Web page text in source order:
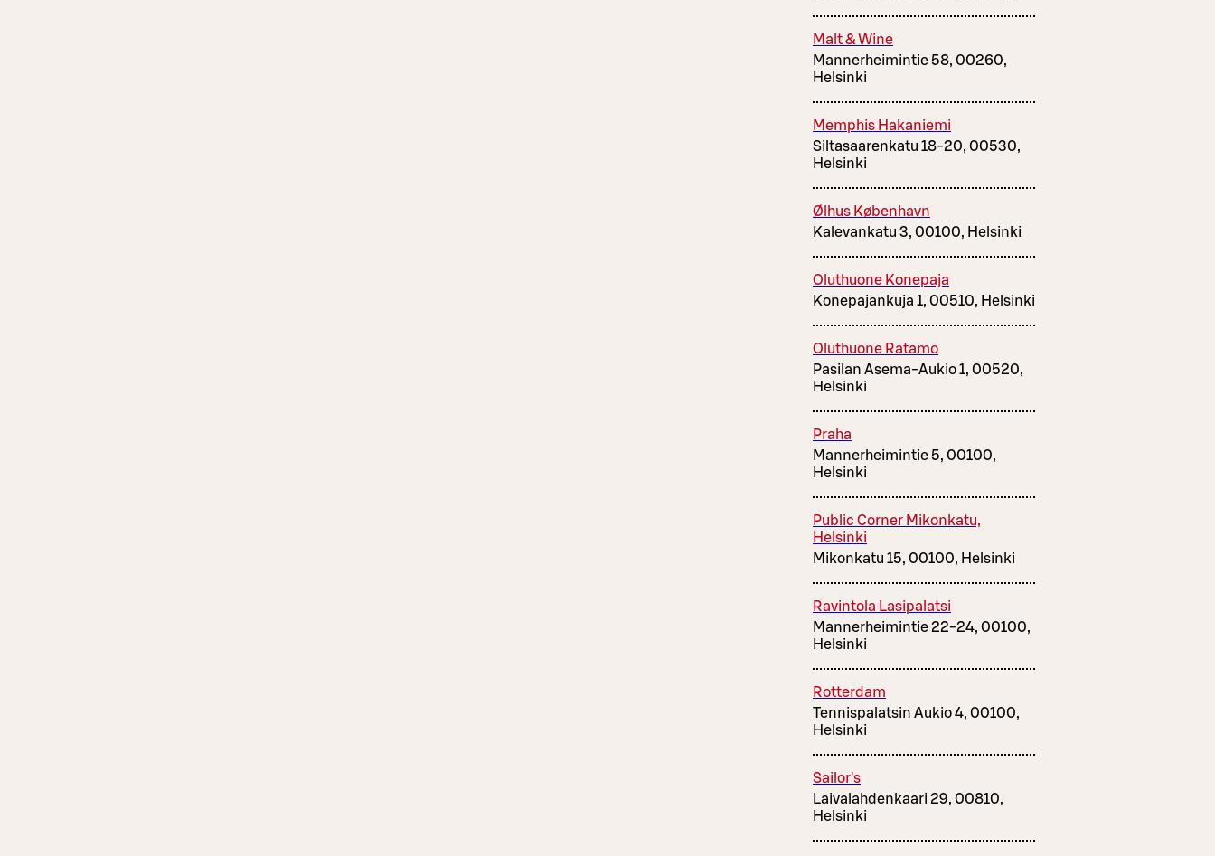
Malt & Wine
Mannerheimintie 58, 00260,
Helsinki
Memphis Hakaniemi
Siltasaarenkatu 18-20, 00530,
Helsinki
Ølhus København
Kalevankatu 3, 00100, Helsinki
Oluthuone Konepaja
Konepajankuja 1, 00510, Helsinki
Oluthuone Ratamo
Pasilan Asema-Aukio 1, 00520,
Helsinki
Praha
Mannerheimintie 5, 00100,
Helsinki
Public Corner Mikonkatu,
Helsinki
Mikonkatu 15, 00100, Helsinki
Ravintola Lasipalatsi
Mannerheimintie 22-24, 00100,
Helsinki
Rotterdam
Tennispalatsin Aukio 4, 00100,
Helsinki
Sailor's
Laivalahdenkaari 29, 00810,
Helsinki